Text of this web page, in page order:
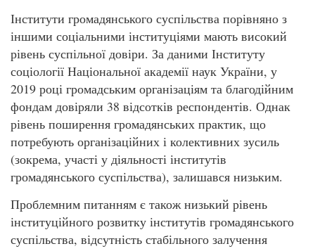
Інститути громадянського суспільства порівняно з
іншими соціальними інституціями мають високий
рівень суспільної довіри. За даними Інституту
соціології Національної академії наук України, у
2019 році громадським організаціям та благодійним
фондам довіряли 38 відсотків респондентів. Однак
рівень поширення громадянських практик, що
потребують організаційних і колективних зусиль
(зокрема, участі у діяльності інститутів
громадянського суспільства), залишався низьким.
Проблемним питанням є також низький рівень
інституційного розвитку інститутів громадянського
суспільства, відсутність стабільного залучення